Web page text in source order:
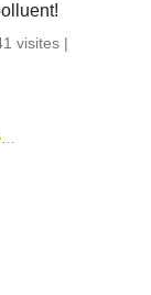
visites |